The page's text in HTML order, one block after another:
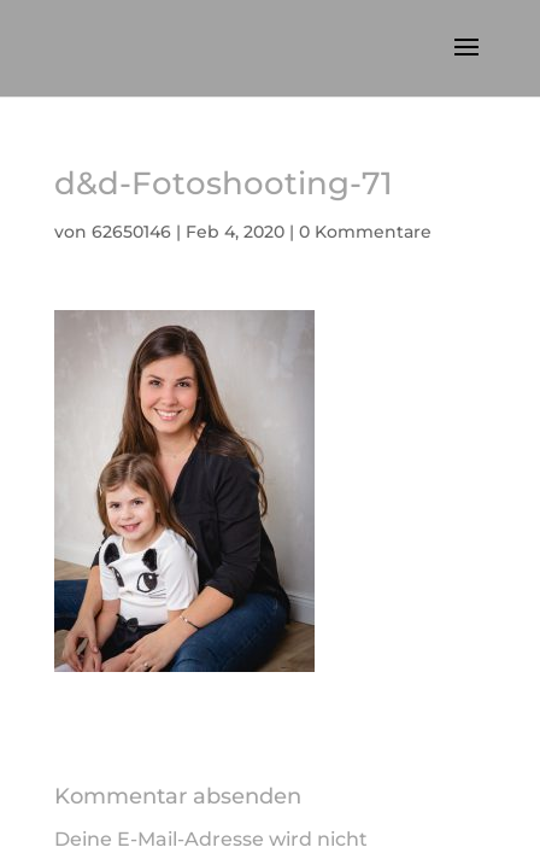
d&d-Fotoshooting-71
von 62650146| Feb 4, 2020| 0 Kommentare
Kommentar absenden
Deine E-Mail-Adresse wird nicht